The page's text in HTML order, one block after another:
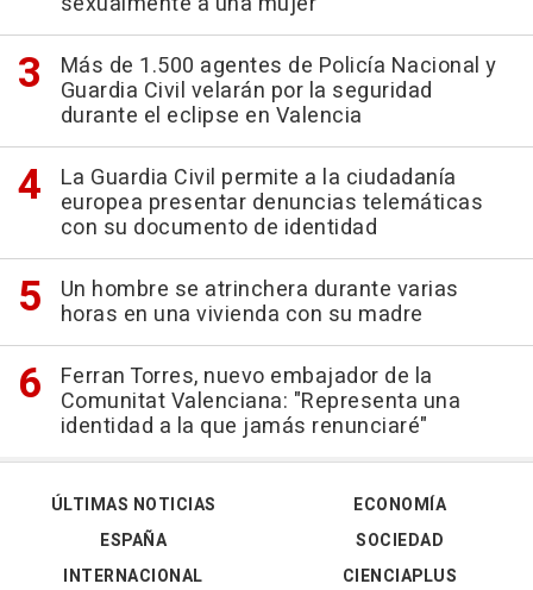
Más de 1.500 agentes de Policía Nacional y
Guardia Civil velarán por la seguridad
durante el eclipse en Valencia
La Guardia Civil permite a la ciudadanía
europea presentar denuncias telemáticas
con su documento de identidad
Un hombre se atrinchera durante varias
horas en una vivienda con su madre
Ferran Torres, nuevo embajador de la
Comunitat Valenciana: "Representa una
identidad a la que jamás renunciaré"
ÚLTIMAS NOTICIAS
ESPAÑA
INTERNACIONAL
ECONOMÍA
SOCIEDAD
CIENCIAPLUS